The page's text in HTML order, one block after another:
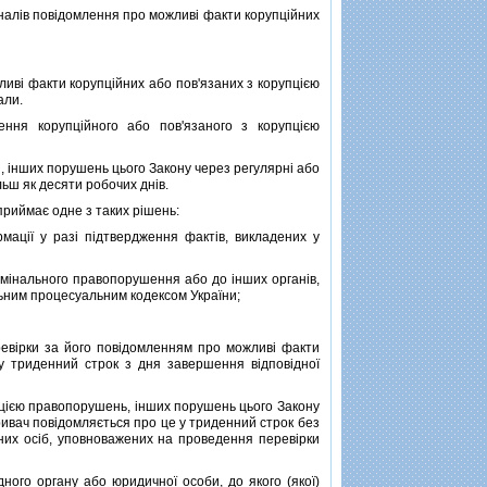
повiдомлення про можливi факти корупцiйних
факти корупцiйних або пов'язаних з корупцiєю
або пов'язаного з корупцiєю
порушень цього Закону через регулярнi або
як десяти робочих днiв.
одне з таких рiшень:
у разi пiдтвердження фактiв, викладених у
правопорушення або до iнших органiв,
процесуальним кодексом України;
за його повiдомленням про можливi факти
строк з дня завершення вiдповiдної
правопорушень, iнших порушень цього Закону
повiдомляється про це у триденний строк без
осiб, уповноважених на проведення перевiрки
органу або юридичної особи, до якого (якої)